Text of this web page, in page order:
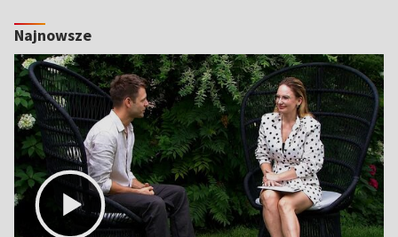
Najnowsze